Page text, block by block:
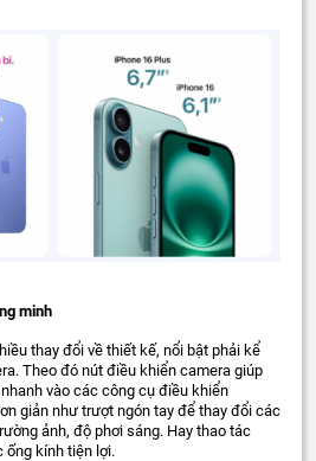
minh
thay đổi về thiết kế, nổi bật phải kể
Theo đó nút điều khiển camera giúp
vào các công cụ điều khiển
giản như trượt ngón tay để thay đổi các
ảnh, độ phơi sáng. Hay thao tác
ống kính tiện lợi.